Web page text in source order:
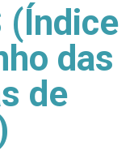
(Índice
das
de